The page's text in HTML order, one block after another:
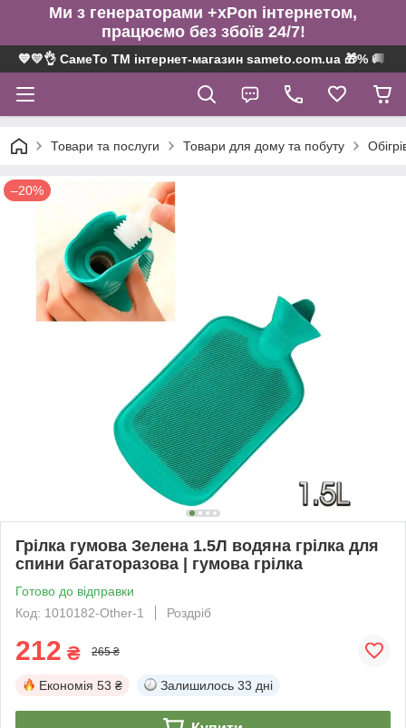
Ми з генераторами +xPon інтернетом,
працюємо без збоїв 24/7!
💙💛👌 СамеТо ТМ інтернет-магазин sameto.com.ua 🎁% 🚚 ⤵
Товари та послуги Товари для дому та побуту
–20%
Грілка гумова Зелена 1.5Л водяна грілка для
спини багаторазова | гумова грілка
Готово до відправки
Код: 1010182-Other-1
Роздріб
212 ₴ 265 ₴
Економія 53 ₴ Залишилось 33 дні